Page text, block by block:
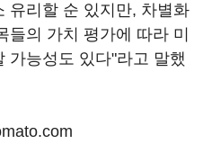
유리할 순 있지만, 차별화
의 가치 평가에 따라 미
가능성도 있다"라고 말했